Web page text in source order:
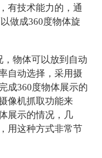
有技术能力的，通
做成360度物体旋
物体可以放到自动
自动选择，采用摄
成360度物体展示的
像机抓取功能来
展示的情况，几
用这种方式非常节